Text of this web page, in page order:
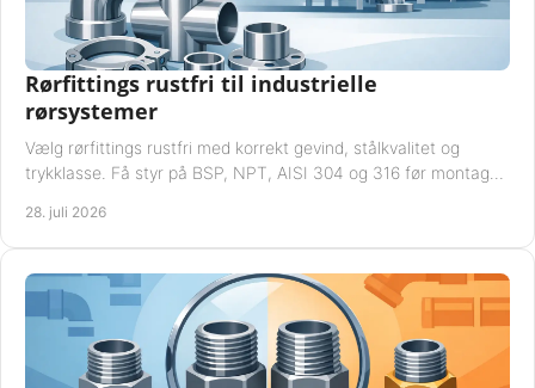
Rørfittings rustfri til industrielle
rørsystemer
Vælg rørfittings rustfri med korrekt gevind, stålkvalitet og
trykklasse. Få styr på BSP, NPT, AISI 304 og 316 før montage
28. juli 2026